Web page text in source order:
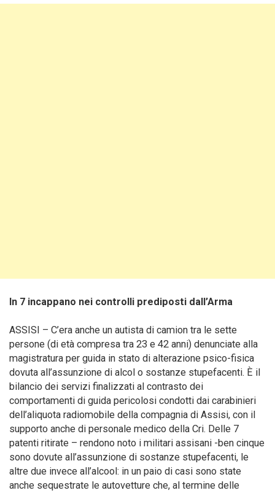
In 7 incappano nei controlli prediposti dall’Arma
ASSISI – C’era anche un autista di camion tra le sette
persone (di età compresa tra 23 e 42 anni) denunciate alla
magistratura per guida in stato di alterazione psico-fisica
dovuta all’assunzione di alcol o sostanze stupefacenti. È il
bilancio dei servizi finalizzati al contrasto dei
comportamenti di guida pericolosi condotti dai carabinieri
dell’aliquota radiomobile della compagnia di Assisi, con il
supporto anche di personale medico della Cri. Delle 7
patenti ritirate – rendono noto i militari assisani -ben cinque
sono dovute all’assunzione di sostanze stupefacenti, le
altre due invece all’alcool: in un paio di casi sono state
anche sequestrate le autovetture che, al termine delle